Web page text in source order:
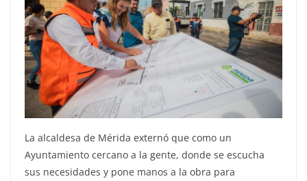
La alcaldesa de Mérida externó que como un
Ayuntamiento cercano a la gente, donde se escucha
sus necesidades y pone manos a la obra para